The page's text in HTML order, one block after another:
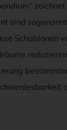
sind
Schablonen